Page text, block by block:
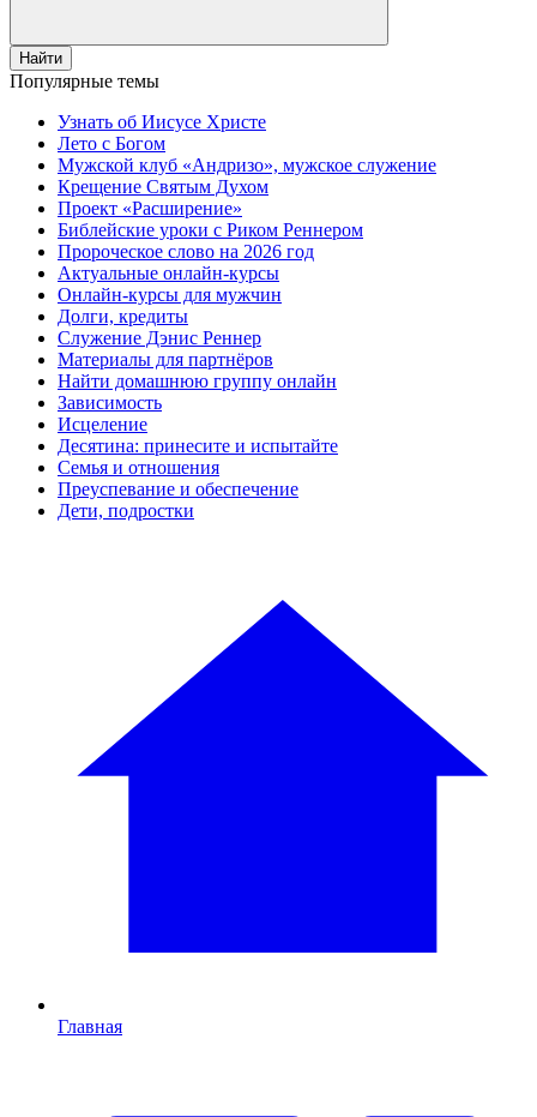
Найти
Популярные темы
Узнать об Иисусе Христе
Лето с Богом
Мужской клуб «Андризо», мужское служение
Крещение Святым Духом
Проект «Расширение»
Библейские уроки с Риком Реннером
Пророческое слово на 2026 год
Актуальные онлайн-курсы
Онлайн-курсы для мужчин
Долги, кредиты
Служение Дэнис Реннер
Материалы для партнёров
Найти домашнюю группу онлайн
Зависимость
Исцеление
Десятина: принесите и испытайте
Семья и отношения
Преуспевание и обеспечение
Дети, подростки
Главная